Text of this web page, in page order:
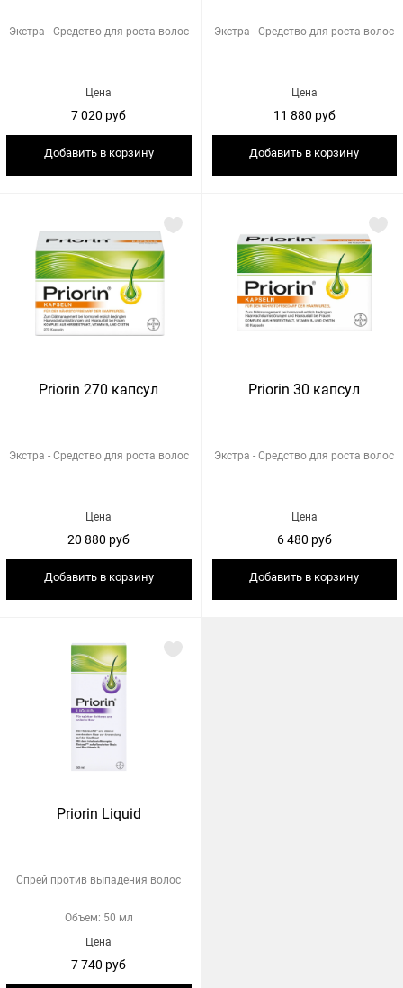
Экстра - Средство для роста волос
Цена
7 020 руб
Добавить в корзину
Экстра - Средство для роста волос
Цена
11 880 руб
Добавить в корзину
Priorin 270 капсул
Экстра - Средство для роста волос
Цена
20 880 руб
Добавить в корзину
Priorin 30 капсул
Экстра - Средство для роста волос
Цена
6 480 руб
Добавить в корзину
Priorin Liquid
Спрей против выпадения волос
Объем: 50 мл
Цена
7 740 руб